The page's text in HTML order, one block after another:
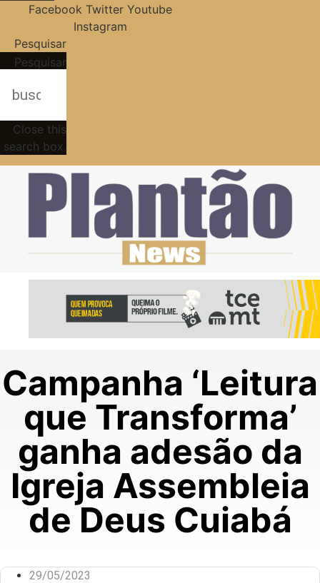
Facebook Twitter Youtube
Instagram
Pesquisar
Pesquisar
Close this
search box.
Campanha ‘Leitura
que Transforma’
ganha adesão da
Igreja Assembleia
de Deus Cuiabá
29/05/2023